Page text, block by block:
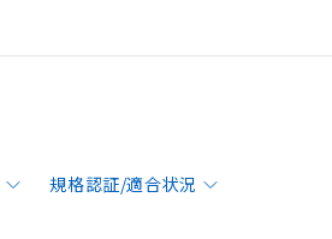
規格認証/適合状況